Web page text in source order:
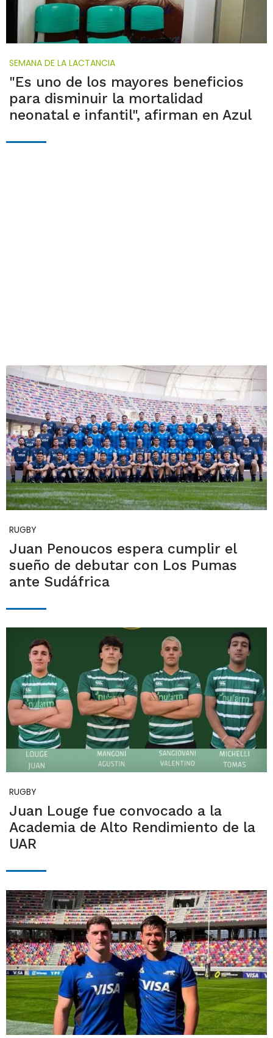
SEMANA DE LA LACTANCIA
"Es uno de los mayores beneficios
para disminuir la mortalidad
neonatal e infantil", afirman en Azul
RUGBY
Juan Penoucos espera cumplir el
sueño de debutar con Los Pumas
ante Sudáfrica
RUGBY
Juan Louge fue convocado a la
Academia de Alto Rendimiento de la
UAR